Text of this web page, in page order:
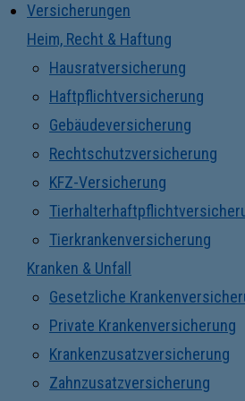
Versicherungen
Heim, Recht & Haftung
Hausratversicherung
Haftpflichtversicherung
Gebäudeversicherung
Rechtschutzversicherung
KFZ-Versicherung
Tierkrankenversicherung
Kranken & Unfall
Gesetzliche
Private Krankenversicherung
Krankenzusatzversicherung
Zahnzusatzversicherung